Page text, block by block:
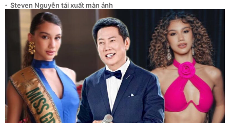
Steven Nguyễn tái xuất màn ảnh